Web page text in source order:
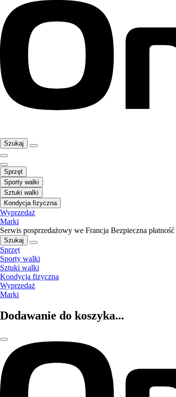
Szukaj
Sprzęt
Sporty walki
Sztuki walki
Kondycja fizyczna
Wyprzedaż
Marki
Serwis posprzedażowy we Francja Bezpieczna płatność
Szukaj
Sprzęt
Sporty walki
Sztuki walki
Kondycja fizyczna
Wyprzedaż
Marki
Dodawanie do koszyka...